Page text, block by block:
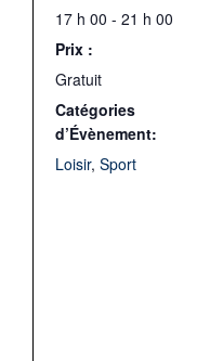
17 h 00 - 21 h 00
Prix :
Gratuit
Catégories
d’Évènement:
Loisir, Sport